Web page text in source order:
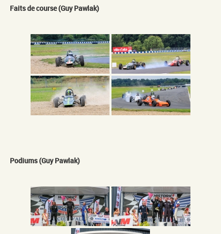
Faits de course (Guy Pawlak)
Podiums (Guy Pawlak)